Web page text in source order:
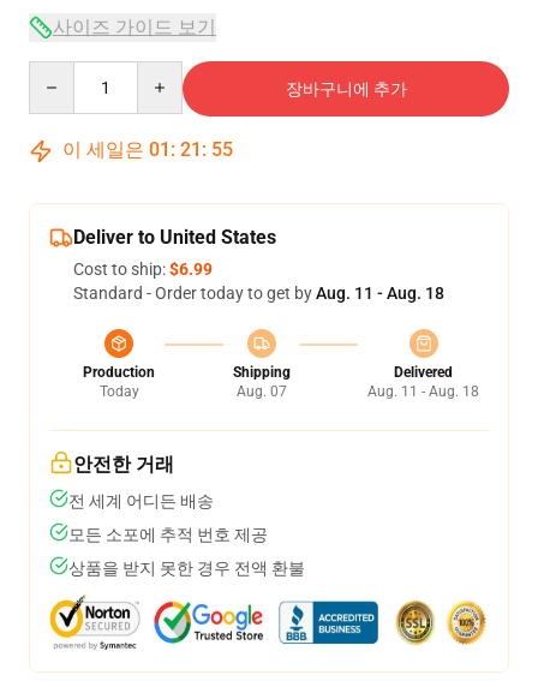
사이즈 가이드 보기
장바구니에 추가
이 세일은 01 : 21 : 54
Deliver to United States
Cost to ship:$6.99
Standard - Order today to get byAug. 11 - Aug. 18
Production
Today
Shipping
Aug. 07
Delivered
Aug. 11 - Aug. 18
안전한 거래
전 세계 어디든 배송
모든 소포에 추적 번호 제공
상품을 받지 못한 경우 전액 환불